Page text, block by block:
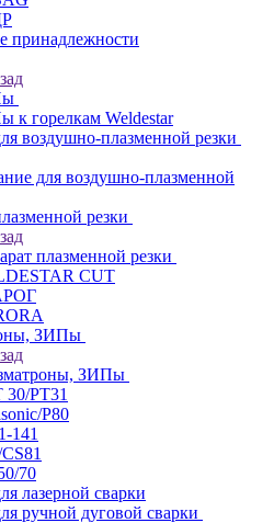
принадлежности
к горелкам Weldestar
воздушно-плазменной резки
для воздушно-плазменной
резки
плазменной резки
CUT
ЗИПы
ЗИПы
30/PT31
P80
141
70
лазерной сварки
ручной дуговой сварки